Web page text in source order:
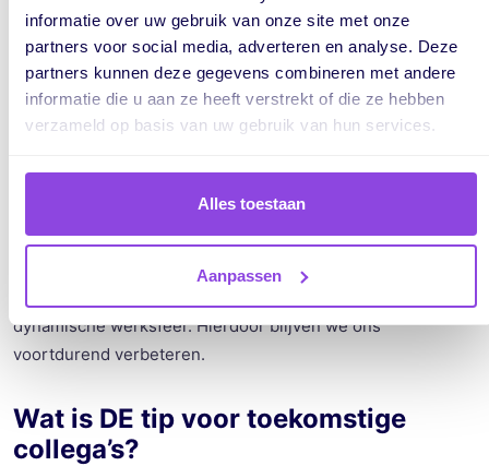
informatie over uw gebruik van onze site met onze
partners voor social media, adverteren en analyse. Deze
partners kunnen deze gegevens combineren met andere
informatie die u aan ze heeft verstrekt of die ze hebben
verzameld op basis van uw gebruik van hun services.
Alles toestaan
Aanpassen
Welkeaspectenvanonze
Ikwaardeer vooralde opencommunicatie ende
Iedereen staat open
dynamische werksfeer.Hierdoor blijvenweons
voortdurend verbeteren.
Wat is DE tip voor toekomstige
collega’s?